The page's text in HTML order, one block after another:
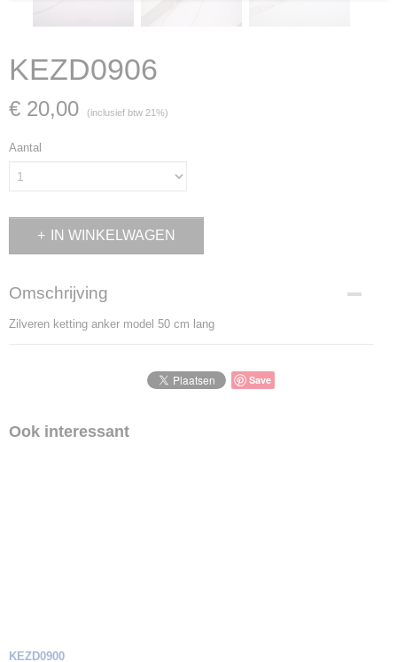
KEZD0906
€ 20,00 (inclusief btw 21%)
Aantal
IN WINKELWAGEN
Omschrijving
Zilveren ketting anker model 50 cm lang
Save
Ook interessant
KEZD0900